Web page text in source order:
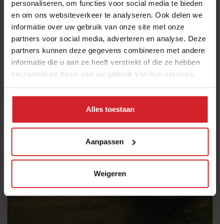
personaliseren, om functies voor social media te bieden
en om ons websiteverkeer te analyseren. Ook delen we
informatie over uw gebruik van onze site met onze
partners voor social media, adverteren en analyse. Deze
partners kunnen deze gegevens combineren met andere
informatie die u aan ze heeft verstrekt of die ze hebben
verzameld op basis van uw gebruik van hun services.
Alles toestaan
Aanpassen
Weigeren
Blog: Food Politics - naming & blaming
20 februari 2014| 1 min